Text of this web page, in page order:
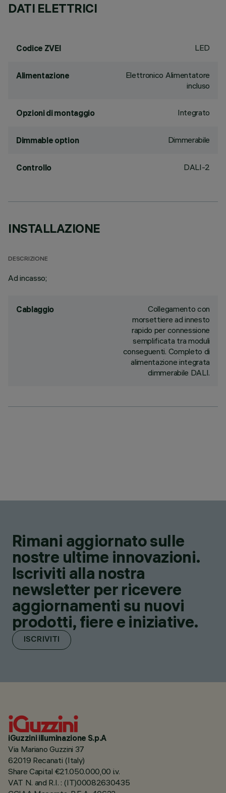
DATI ELETTRICI
Codice ZVEI LED
Alimentazione
Elettronico Alimentatore
incluso
Opzioni di montaggio Integrato
Dimmable option Dimmerabile
Controllo DALI-2
INSTALLAZIONE
DESCRIZIONE
Ad incasso;
Cablaggio
Collegamento con
morsettiere ad innesto
rapido per connessione
semplificata tra moduli
conseguenti. Completo di
alimentazione integrata
dimmerabile DALI.
Rimani aggiornato sulle
nostre ultime innovazioni.
Iscriviti alla nostra
newsletter per ricevere
aggiornamenti su nuovi
prodotti, fiere e iniziative.
ISCRIVITI
iGuzzini illuminazione S.p.A
Via Mariano Guzzini 37
62019 Recanati (Italy)
Share Capital €21.050.000,00 i.v.
VAT N. and R.I. : (IT)00082630435